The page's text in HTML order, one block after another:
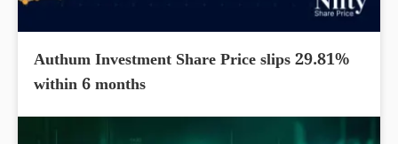
Authum Investment Share Price slips 29.81%
within 6 months